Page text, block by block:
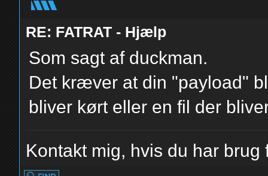
RE: FATRAT - Hjælp
Som sagt af duckman.
Det kræver at din "payload"
bliver kørt eller en fil der
Kontakt mig, hvis du har